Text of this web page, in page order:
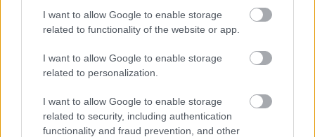
I want to allow Google to enable storage
related to functionality of the website or app.
I want to allow Google to enable storage
related to personalization.
I want to allow Google to enable storage
related to security, including authentication
functionality and fraud prevention, and other
28.0
7.20
26
egen
RULLES
KI
SKI
CLASSIC
S
26.0
7.20
26
DISTANC
E
SKI
CLASSIC
S
08.0
7.20
26
SKI
CLASSIC
S
05.0
SKI